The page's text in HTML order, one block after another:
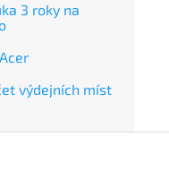
3 roky na
výdejních míst